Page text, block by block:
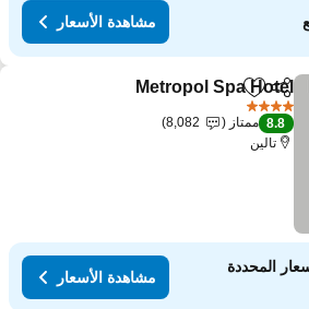
مشاهدة الأسعار
مشاركةAdd to favorites
Metropol Spa Hotel
8.8 ممتاز
8,082
تالين
المحددة
مشاهدة الأسعار